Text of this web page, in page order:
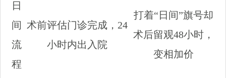
日
间
流
程
术前评估门诊完成，24
小时内出入院
打着“日间”旗号却
术后留观48小时，
变相加价